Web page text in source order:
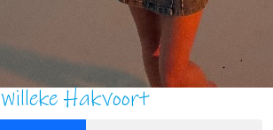
Willeke Hakvoort